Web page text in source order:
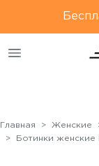
Только
Главная Женские
Ботинки женские